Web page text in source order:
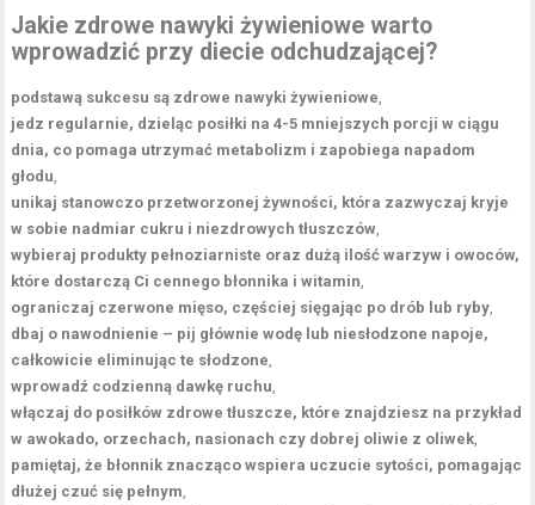
Jakie zdrowe nawyki żywieniowe warto
wprowadzić przy diecie odchudzającej?
podstawą sukcesu są zdrowe nawyki żywieniowe
jedz regularnie, dzieląc posiłki na 4-5 mniejszych porcji w ciągu
dnia, co pomaga utrzymać metabolizm i zapobiega napadom
głodu
unikaj stanowczo przetworzonej żywności, która zazwyczaj kryje
w sobie nadmiar cukru i niezdrowych tłuszczów
wybieraj produkty pełnoziarniste oraz dużą ilość warzyw i owoców,
które dostarczą Ci cennego błonnika i witamin
ograniczaj czerwone mięso, częściej sięgając po drób lub ryby
dbaj o nawodnienie – pij głównie wodę lub niesłodzone napoje,
całkowicie eliminując te słodzone
wprowadź codzienną dawkę ruchu
włączaj do posiłków zdrowe tłuszcze, które znajdziesz na przykład
w awokado, orzechach, nasionach czy dobrej oliwie z oliwek
pamiętaj, że błonnik znacząco wspiera uczucie sytości, pomagając
dłużej czuć się pełnym